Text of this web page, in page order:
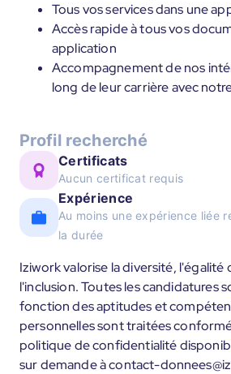
Tous vos services dans une
Accès rapide à tous vos
application
Accompagnement de nos
long de leur carrière avec
Profil recherché
Certificats
Aucun certificat requis
Expérience
Au moins une expérience liée
la durée
Iziwork valorise la diversité, l'égalité
l'inclusion. Toutes les candidatures
fonction des aptitudes et
personnelles sont traitées
politique de confidentialité
sur demande à contact-